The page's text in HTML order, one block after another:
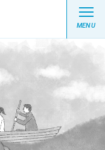
MENU